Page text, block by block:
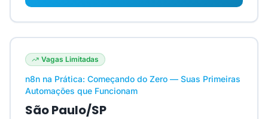
Vagas Limitadas
n8n na Prática: Começando do Zero — Suas Primeiras
Automações que Funcionam
São Paulo/SP